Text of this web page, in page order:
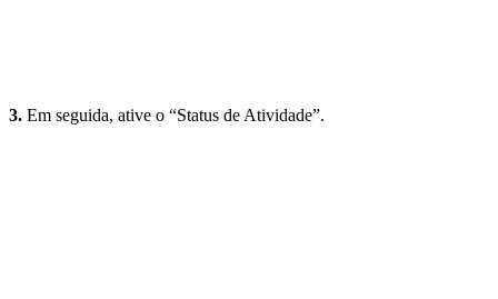
3. Em seguida, ative o “Status de Atividade”.